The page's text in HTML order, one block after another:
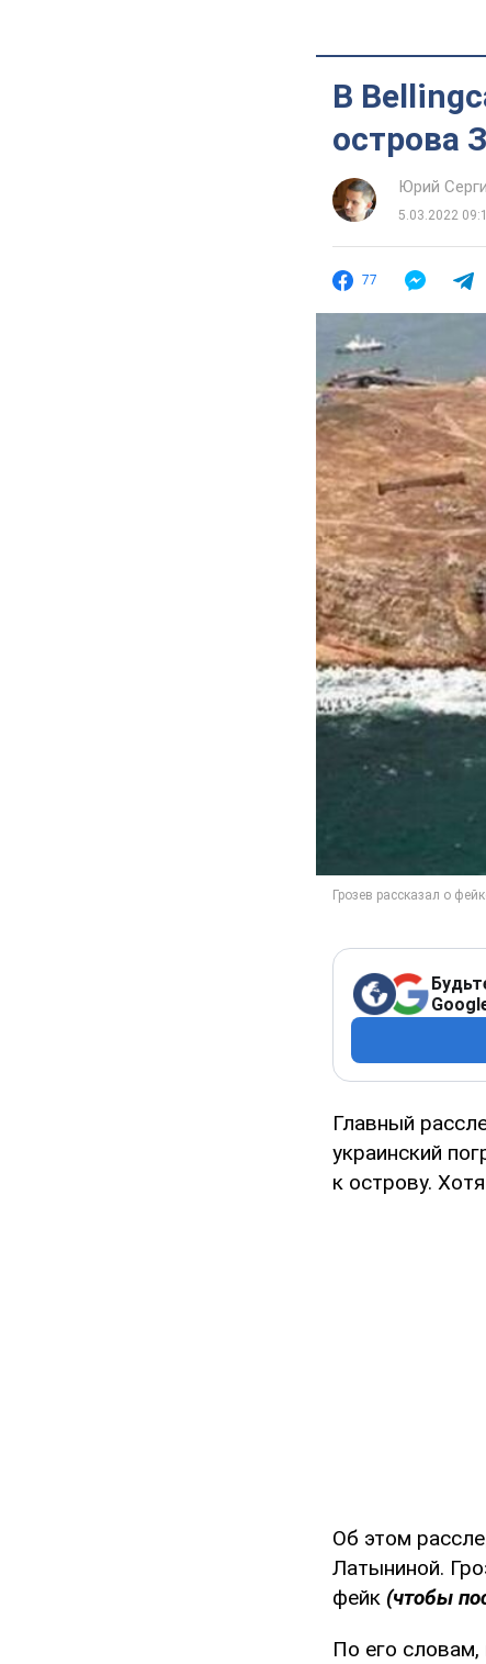
В
острова
Юрий
5.03.2022
77
Главный
украинский
к острову.
Об этом
Латыниной.
фейк (чтобы
По его словам,